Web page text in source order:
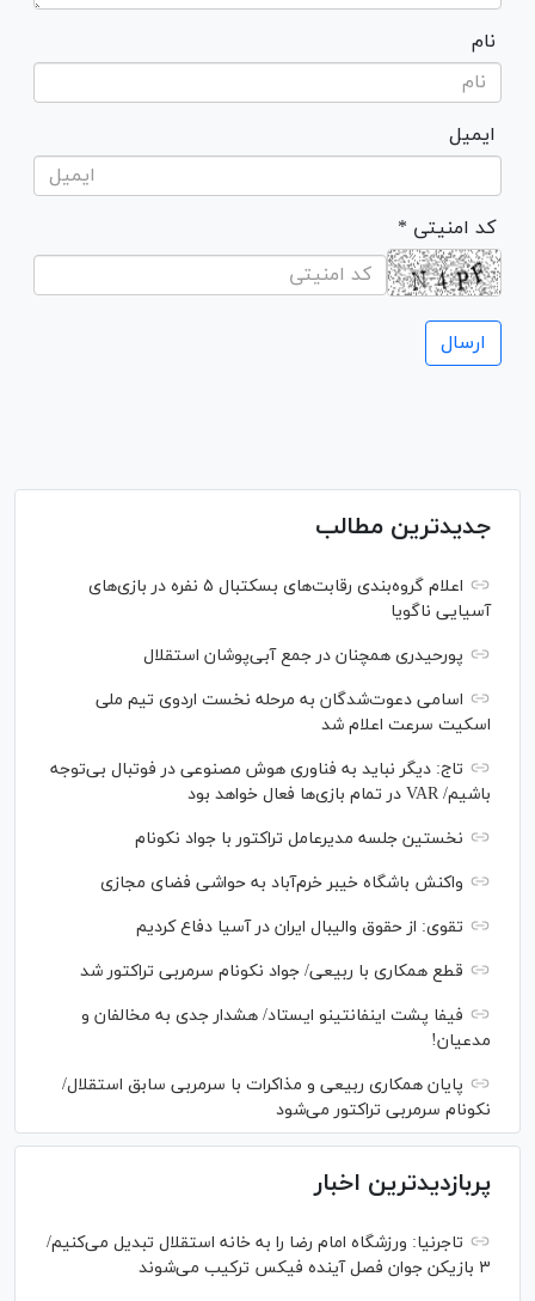
نام
ایمیل
* کد امنیتی
جدیدترین مطالب
اعلام گروه‌بندی رقابت‌های بسکتبال ۵ نفره در بازی‌های
آسیایی ناگویا
پورحیدری همچنان در جمع آبی‌پوشان استقلال
اسامی دعوت‌شدگان به مرحله نخست اردوی تیم ملی
اسکیت سرعت اعلام شد
تاج: دیگر نباید به فناوری هوش مصنوعی در فوتبال بی‌توجه
باشیم/ VAR در تمام بازی‌ها فعال خواهد بود
نخستین جلسه مدیرعامل تراکتور با جواد نکونام
واکنش باشگاه خیبر خرم‌آباد به حواشی فضای مجازی
تقوی: از حقوق والیبال ایران در آسیا دفاع کردیم
قطع همکاری با ربیعی/ جواد نکونام سرمربی تراکتور شد
فیفا پشت اینفانتینو ایستاد/ هشدار جدی به مخالفان و
مدعیان!
پایان همکاری ربیعی و مذاکرات با سرمربی سابق استقلال/
نکونام سرمربی تراکتور می‌شود
پربازدیدترین اخبار
تاجرنیا: ورزشگاه امام رضا را به خانه استقلال تبدیل می‌کنیم/
۳ بازیکن جوان فصل آینده فیکس ترکیب می‌شوند